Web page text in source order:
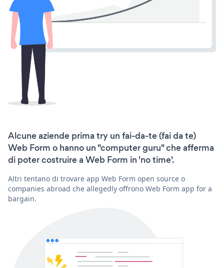
Alcune aziende prima try un fai-da-te (fai da te)
Web Form o hanno un "computer guru" che afferma
di poter costruire a Web Form in 'no time'.
Altri tentano di trovare app Web Form open source o
companies abroad che allegedly offrono Web Form app for a
bargain.